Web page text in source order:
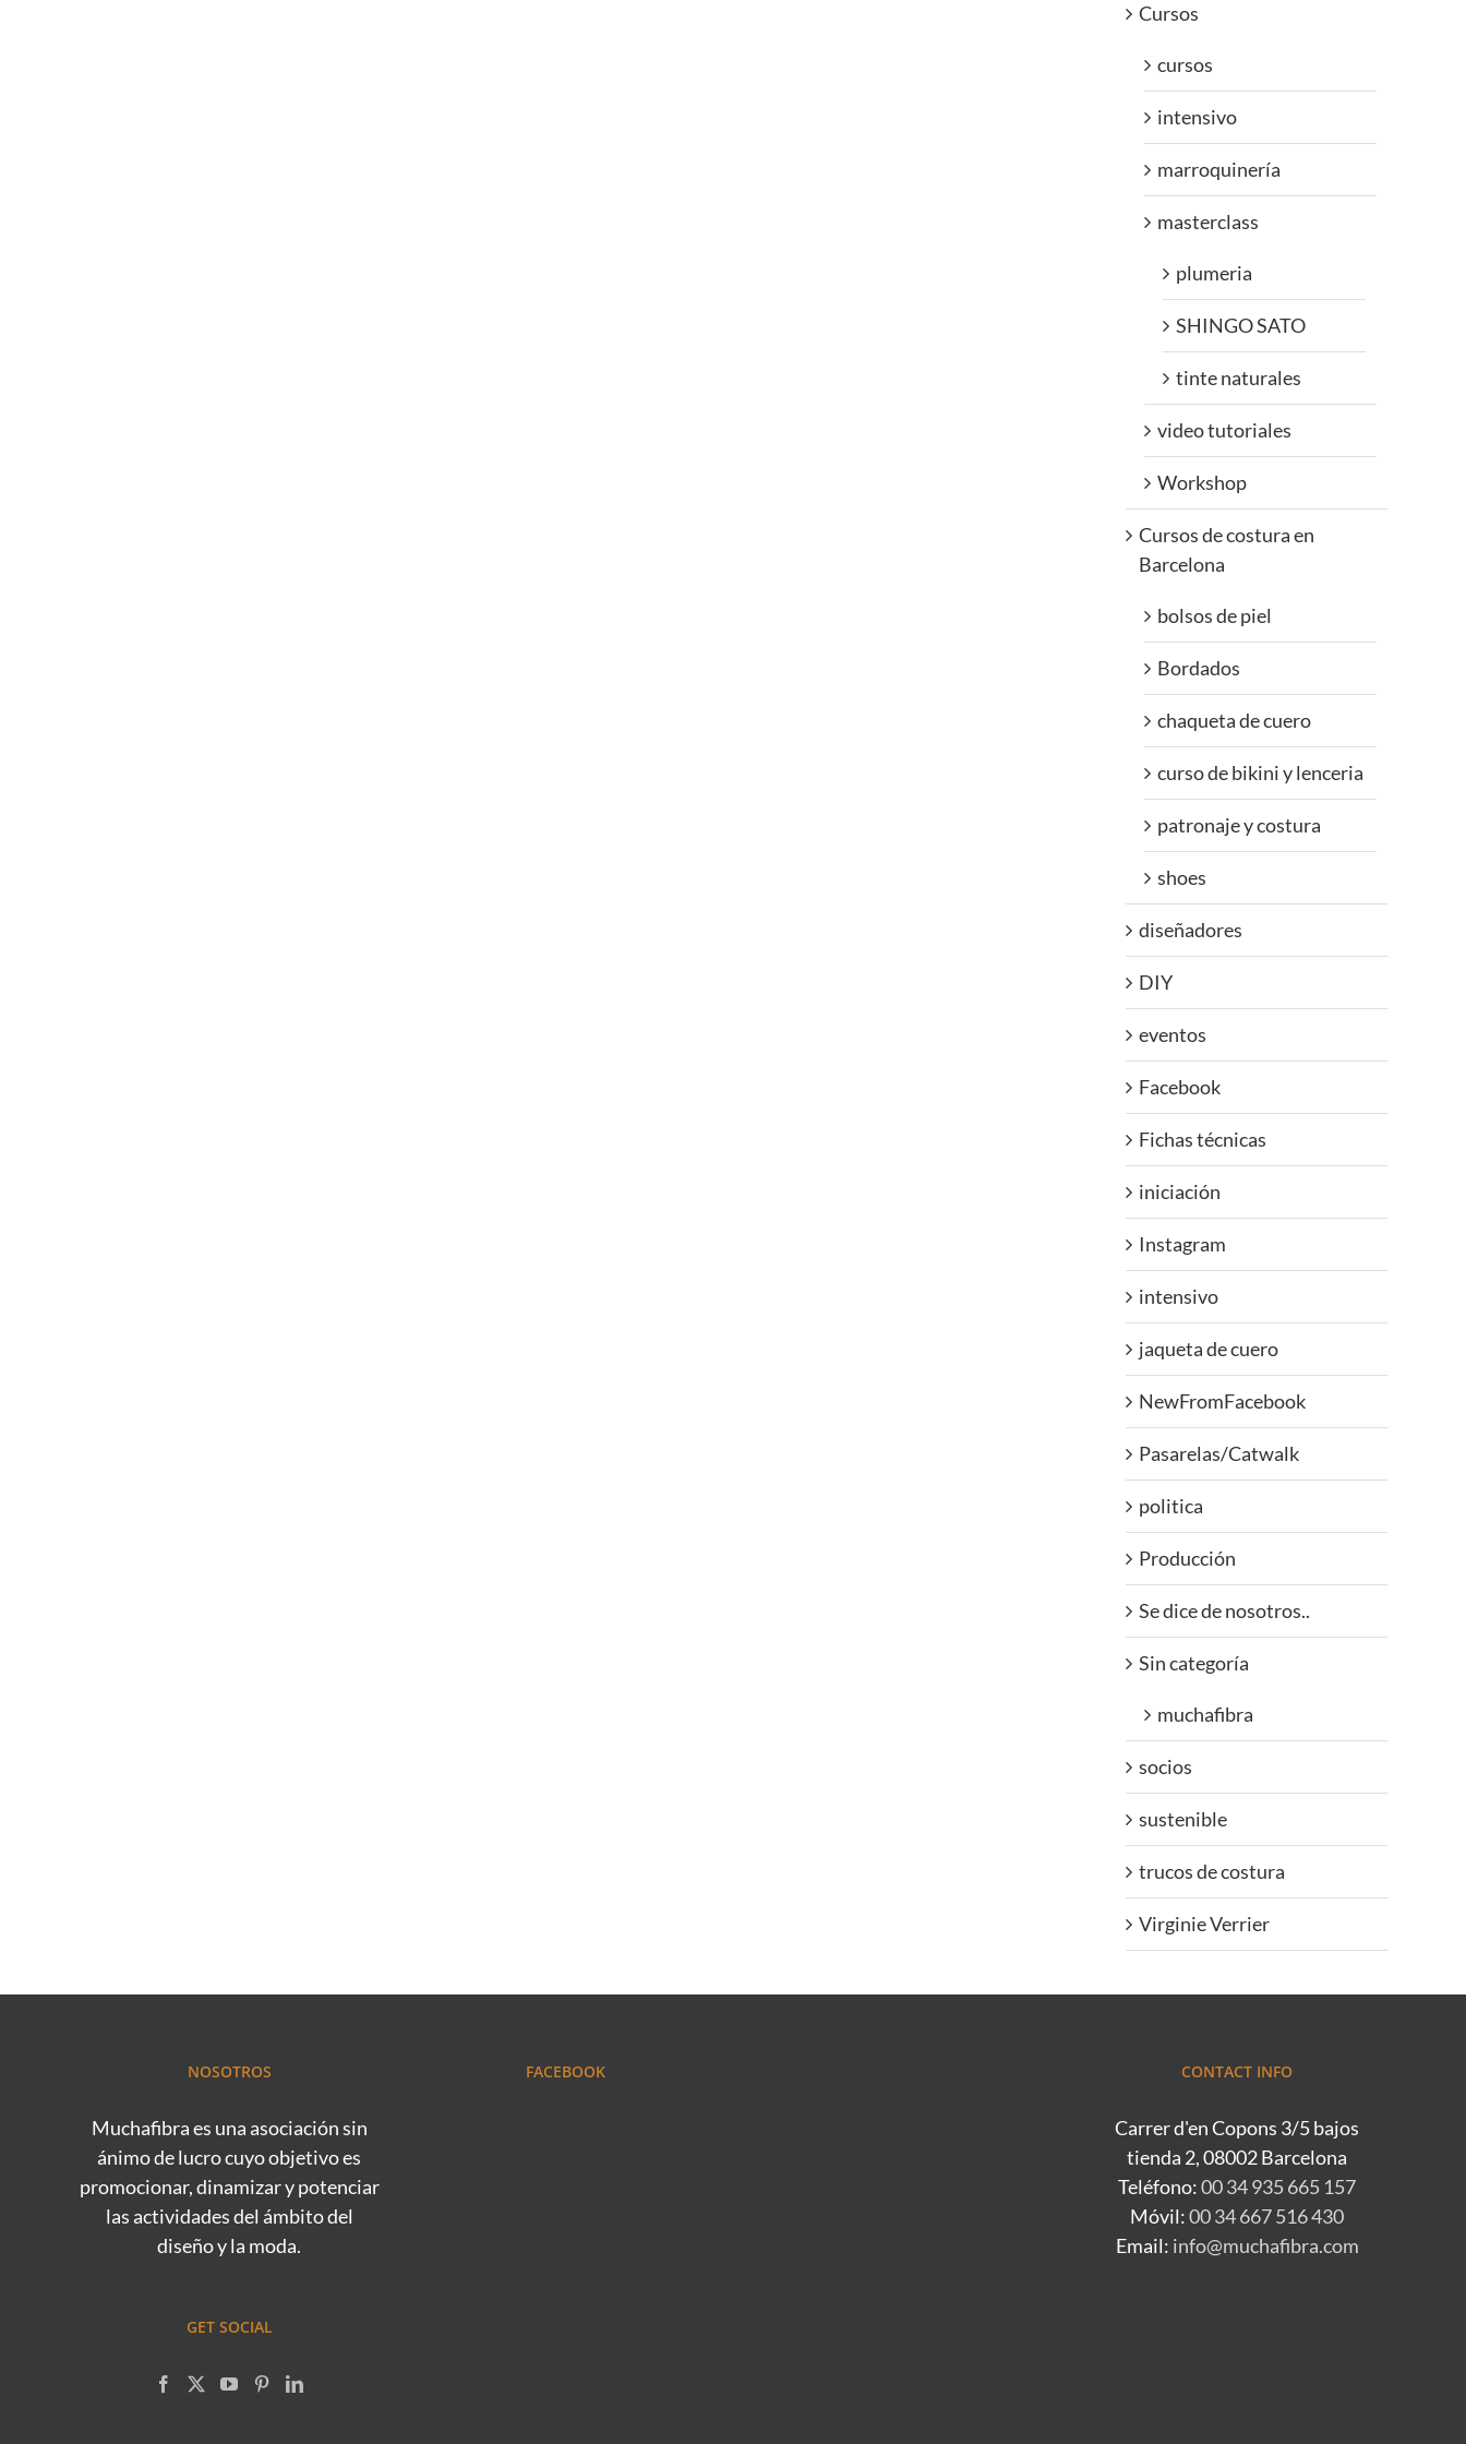
Cursos
cursos
intensivo
marroquinería
masterclass
plumeria
SHINGO SATO
tinte naturales
video tutoriales
Workshop
Cursos de costura en
Barcelona
bolsos de piel
Bordados
chaqueta de cuero
curso de bikini y lenceria
patronaje y costura
shoes
diseñadores
DIY
eventos
Facebook
Fichas técnicas
iniciación
Instagram
intensivo
jaqueta de cuero
NewFromFacebook
Pasarelas/Catwalk
politica
Producción
Se dice de nosotros..
Sin categoría
muchafibra
socios
sustenible
trucos de costura
Virginie Verrier
NOSOTROS
Muchafibra es una asociación sin
ánimo de lucro cuyo objetivo es
promocionar, dinamizar y potenciar
las actividades del ámbito del
diseño y la moda.
GET SOCIAL
FACEBOOK CONTACT INFO
Carrer d'en Copons 3/5 bajos
tienda 2, 08002 Barcelona
Teléfono:00 34 935 665 157
Móvil:00 34 667 516 430
Email: info@muchafibra.com